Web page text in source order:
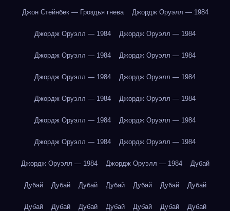
Джон Стейнбек — Гроздья гнева Джордж Оруэлл — 1984
Джордж Оруэлл — 1984 Джордж Оруэлл — 1984
Джордж Оруэлл — 1984 Джордж Оруэлл — 1984
Джордж Оруэлл — 1984 Джордж Оруэлл — 1984
Джордж Оруэлл — 1984 Джордж Оруэлл — 1984
Джордж Оруэлл — 1984 Джордж Оруэлл — 1984
Джордж Оруэлл — 1984 Джордж Оруэлл — 1984
Джордж Оруэлл — 1984 Джордж Оруэлл — 1984 Дубай
Дубай Дубай Дубай Дубай Дубай Дубай Дубай
Дубай Дубай Дубай Дубай Дубай Дубай Дубай